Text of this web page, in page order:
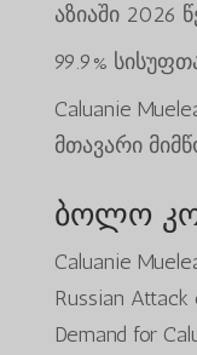
აზიაში 2026
99.9%
Caluanie
მთავარი
ბოლო
Caluanie
Russian
Demand for